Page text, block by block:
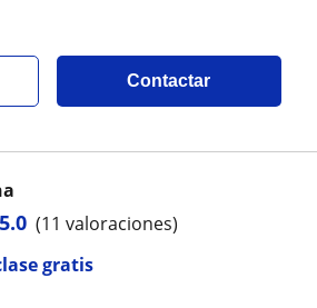
Contactar
gratis
5.0 (11 valoraciones)